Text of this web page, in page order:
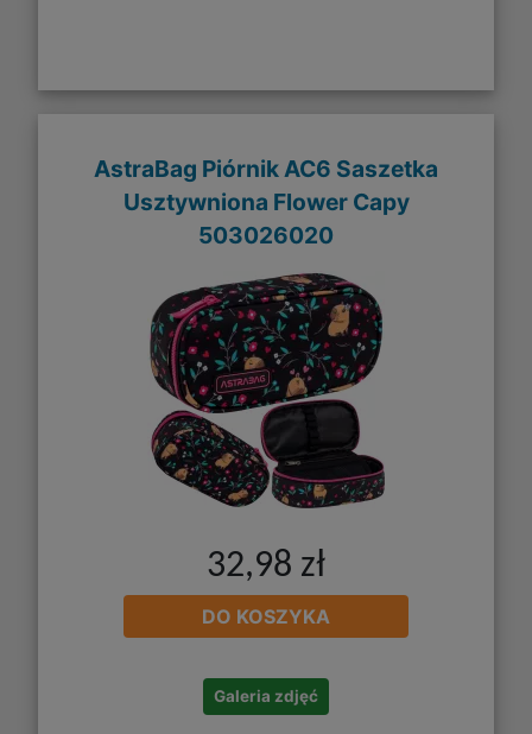
AstraBag Piórnik AC6 Saszetka
Usztywniona Flower Capy
503026020
32,98 zł
DO KOSZYKA
Galeria zdjęć